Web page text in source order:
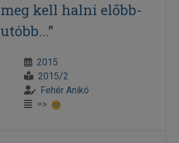
meg kell halni előbb-
utóbb...”
2015
2015/2
Fehér Anikó
=>